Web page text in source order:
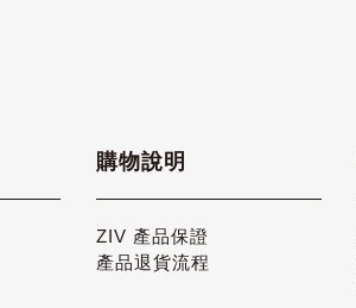
購物說明
ZIV 產品保證
產品退貨流程